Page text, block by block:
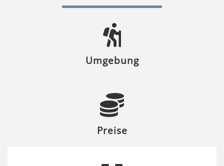
Umgebung
Preise